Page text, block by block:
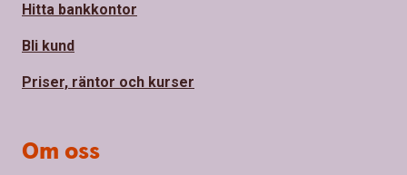
Hitta bankkontor
Bli kund
Priser, räntor och kurser
Om oss